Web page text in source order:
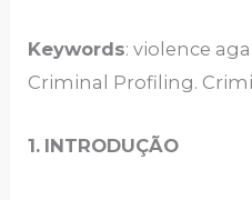
Keywords: violence
Criminal Profiling.
1. INTRODUÇÃO